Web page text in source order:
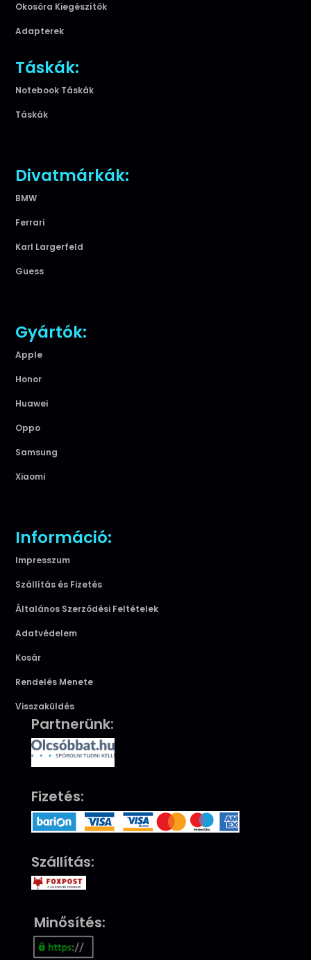
Okosóra Kiegészítők
Adapterek
Táskák:
Notebook Táskák
Táskák
Divatmárkák:
BMW
Ferrari
Karl Largerfeld
Guess
Gyártók:
Apple
Honor
Huawei
Oppo
Samsung
Xiaomi
Információ:
Impresszum
Szállítás és Fizetés
Általános Szerződési Feltételek
Adatvédelem
Kosár
Rendelés Menete
Visszaküldés
Partnerünk:
Fizetés:
Szállítás:
Minősítés: